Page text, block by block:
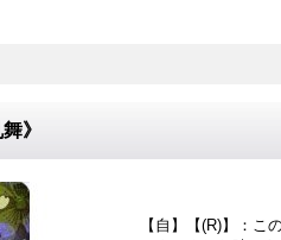
》
【自】【(R)】：こ